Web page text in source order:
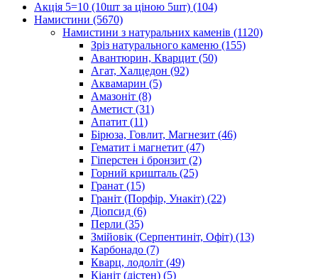
Акція 5=10 (10шт за ціною 5шт) (104)
Намистини (5670)
Намистини з натуральних каменів (1120)
Зріз натурального каменю (155)
Авантюрин, Кварцит (50)
Агат, Халцедон (92)
Аквамарин (5)
Амазоніт (8)
Аметист (31)
Апатит (11)
Бірюза, Говлит, Магнезит (46)
Гематит і магнетит (47)
Гіперстен і бронзит (2)
Горний кришталь (25)
Гранат (15)
Граніт (Порфір, Унакіт) (22)
Діопсид (6)
Перли (35)
Змійовік (Серпентиніт, Офіт) (13)
Карбонадо (7)
Кварц, лодоліт (49)
Кіаніт (дістен) (5)